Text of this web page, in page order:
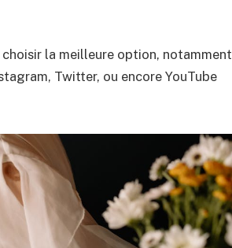
la meilleure option, notamment
Twitter, ou encore YouTube